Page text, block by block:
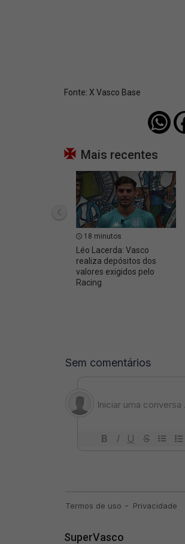
Fonte: X Vasco Base
Mais recentes
18 minutos
Léo Lacerda: Vasco
realiza depósitos dos
valores exigidos pelo
Racing
SuperVasco